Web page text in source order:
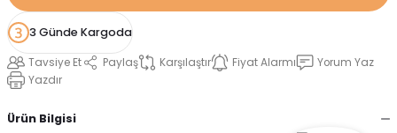
3 Günde Kargoda
Tavsiye Et Paylaş Karşılaştır Fiyat Alarmı
Yorum Yaz
Yazdır
Ürün Bilgisi